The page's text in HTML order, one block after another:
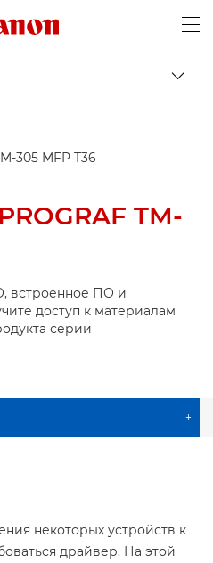
Canon Logo, back to
TM-
встроенное ПО и
доступ к материалам
серии
+
некоторых устройств к
драйвер. На этой